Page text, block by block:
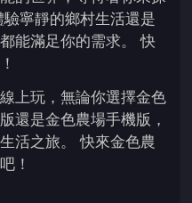
寧靜的鄉村生活還是
能滿足你的需求。 快
上玩，無論你選擇金色
還是金色農場手機版，
活之旅。 快來金色農
！